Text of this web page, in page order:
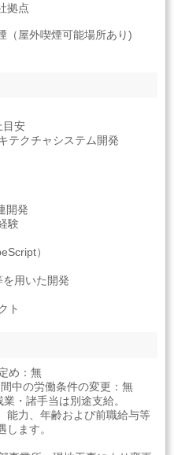
拠点
（屋外喫煙可能場所あり)
目安
テクチャシステム開発
開発
験
）
用いた開発
ト
め：無
中の労働条件の変更：無
諸手当は別途支給。
能力、年齢および前職給与等
ます。